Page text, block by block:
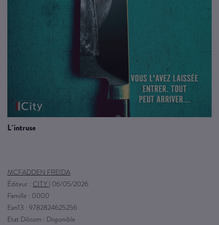
l´intruse
MCFADDEN FREIDA
Éditeur : CITY | 06/05/2026
Famille : 0000
Ean13 : 9782824625256
Etat Dilicom : Disponible